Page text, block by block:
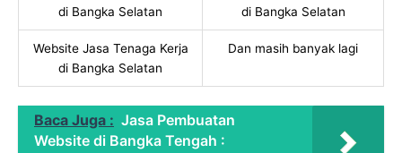
di Bangka Selatan
di Bangka Selatan
Website Jasa Tenaga Kerja
di Bangka Selatan
Dan masih banyak lagi
Baca Juga : Jasa Pembuatan
Website di Bangka Tengah :